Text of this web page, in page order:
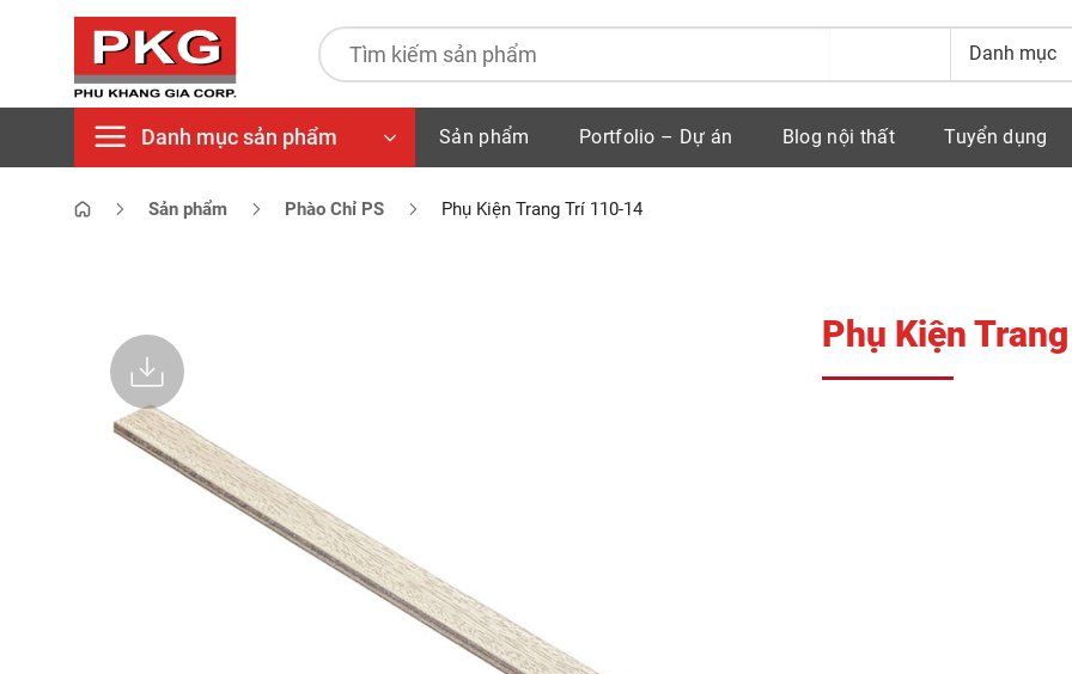
Tìm
Danh mục sản phẩm Sản phẩm Portfolio – Dự án Blog nội thất Tuyển dụng
Sản phẩm Phào Chỉ PS Phụ Kiện Trang Trí 110-14
Phụ Kiện